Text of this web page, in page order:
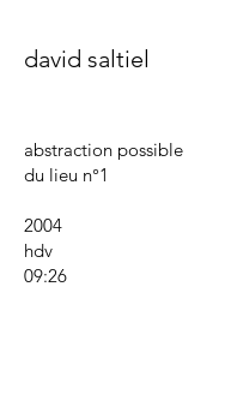
david saltiel
abstraction possible
du lieu n°1
2004
hdv
09:26